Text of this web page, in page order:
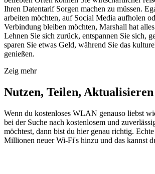
Ihren Datentarif Sorgen machen zu müssen.
arbeiten möchten, auf Social Media aufholen
Verbindung bleiben möchten, Marshall hat
Lehnen Sie sich zurück, entspannen Sie sich,
sparen Sie etwas Geld, während Sie das
genießen.
Zeig mehr
Nutzen, Teilen, Aktualisieren
Wenn du kostenloses WLAN genauso liebst
bei der Suche nach kostenlosem und
möchtest, dann bist du hier genau richtig.
Millionen neuer Wi-Fi's hinzu und das kannst